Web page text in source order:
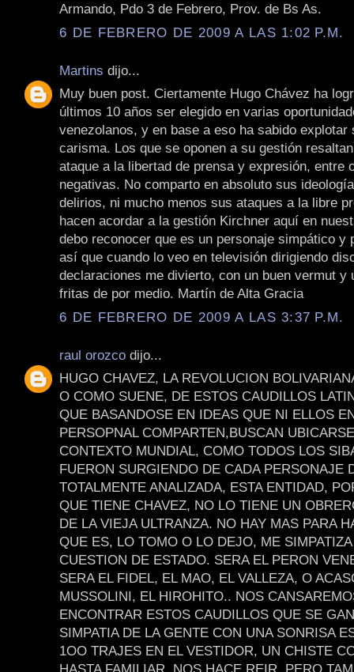
Armando, Pdo 3 de Febrero, Prov. de Bs As.
6 DE FEBRERO DE 2009 A LAS 1:02 P.M.
Martins dijo...
Muy buen post. Ciertamente Hugo Chávez ha
últimos 10 años ser elegido en varias
venezolanos, y en base a eso ha sabido explotar
carisma. Los que se oponen a su gestión
ataque a la libertad de prensa y expresión, entre
negativas. No comparto en absoluto sus
delirios, ni mucho menos sus ataques a la libre
hacen acordar a la gestión Kirchner aquí en
debo reconocer que es un personaje simpático y
así que cuando lo veo en televisión dirigiendo
declaraciones me divierto, con un buen vermut y
fritas de por medio. Martín de Alta Gracia
6 DE FEBRERO DE 2009 A LAS 3:37 P.M.
raul orozco dijo...
HUGO CHAVEZ, LA REVOLUCION
O COMO SUENE, DE ESTOS CAUDILLOS
QUE BASANDOSE EN IDEAS QUE NI ELLOS
PERSOPNAL COMPARTEN,BUSCAN
CONTEXTO MUNDIAL, COMO TODOS LOS
FUERON SURGIENDO DE CADA PERSONAJE
TOTALMENTE ANALIZADA, ESTA ENTIDAD,
QUE TIENE CHAVEZ, NO LO TIENE UN
DE LA VIEJA ULTRANZA. NO HAY MAS PARA
QUE ES, LO TOMO O LO DEJO, ME
CUESTION DE ESTADO. SERA EL PERON
SERA EL FIDEL, EL MAO, EL VALLEZA, O
MUSSOLINI, EL HIROHITO.. NOS
ENCONTRAR ESTOS CAUDILLOS QUE SE
SIMPATIA DE LA GENTE CON UNA SONRISA
1OO TRAJES EN EL VESTIDOR, UN CHISTE